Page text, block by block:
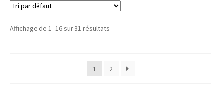
Affichage de 1–16 sur 31 résultats
1 2